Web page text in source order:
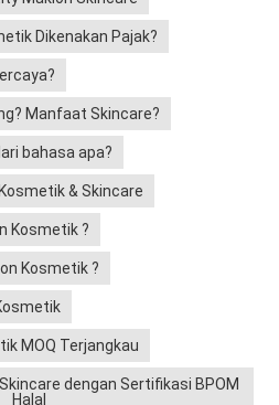
Dikenakan Pajak?
Manfaat Skincare?
bahasa apa?
& Skincare
Kosmetik ?
Kosmetik ?
MOQ Terjangkau
dengan Sertifikasi BPOM
Halal